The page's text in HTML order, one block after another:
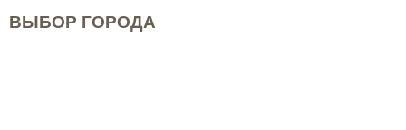
ВЫБОР ГОРОДА